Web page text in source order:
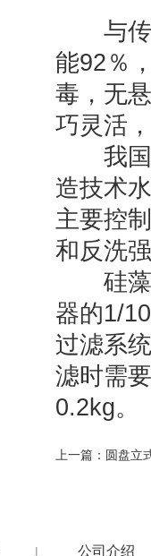
与传
能92％
毒，无
巧灵活
我国
造技术
主要控
和反洗
硅藻
器的1/
过滤系
滤时需
0.2kg。
上一篇： 圆盘立
| 公司介绍